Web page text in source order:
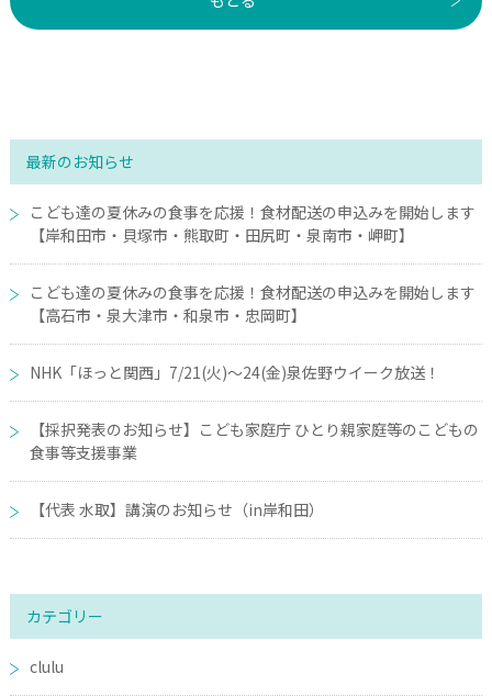
最新のお知らせ
こども達の夏休みの食事を応援！食材配送の申込みを開始します
【岸和田市・貝塚市・熊取町・田尻町・泉南市・岬町】
こども達の夏休みの食事を応援！食材配送の申込みを開始します
【高石市・泉大津市・和泉市・忠岡町】
NHK「ほっと関西」7/21(火)～24(金)泉佐野ウイーク放送！
【採択発表のお知らせ】こども家庭庁 ひとり親家庭等のこどもの
食事等支援事業
【代表 水取】講演のお知らせ（in岸和田）
カテゴリー
clulu